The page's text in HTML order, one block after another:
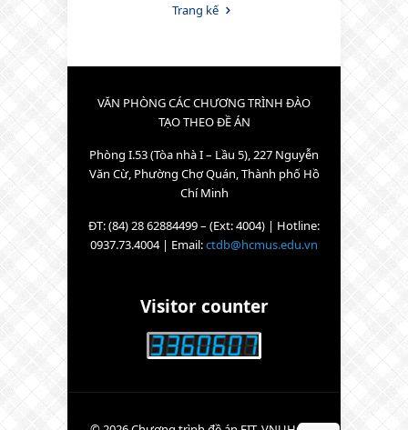
Trang kế
VĂN PHÒNG CÁC CHƯƠNG TRÌNH ĐÀO
TẠO THEO ĐỀ ÁN
Phòng I.53 (Tòa nhà I – Lầu 5), 227 Nguyễn
Văn Cừ, Phường Chợ Quán, Thành phố Hồ
Chí Minh
ĐT: (84) 28 62884499 – (Ext: 4004) | Hotline:
0937.73.4004 | Email:ctdb@hcmus.edu.vn
Visitor counter